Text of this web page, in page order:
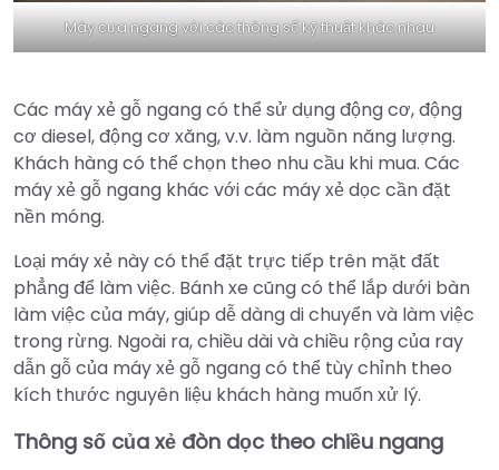
Máy cưa ngang với các thông số kỹ thuật khác nhau
Các máy xẻ gỗ ngang có thể sử dụng động cơ, động
cơ diesel, động cơ xăng, v.v. làm nguồn năng lượng.
Khách hàng có thể chọn theo nhu cầu khi mua. Các
máy xẻ gỗ ngang khác với các máy xẻ dọc cần đặt
nền móng.
Loại máy xẻ này có thể đặt trực tiếp trên mặt đất
phẳng để làm việc. Bánh xe cũng có thể lắp dưới bàn
làm việc của máy, giúp dễ dàng di chuyển và làm việc
trong rừng. Ngoài ra, chiều dài và chiều rộng của ray
dẫn gỗ của máy xẻ gỗ ngang có thể tùy chỉnh theo
kích thước nguyên liệu khách hàng muốn xử lý.
Thông số của xẻ đòn dọc theo chiều ngang